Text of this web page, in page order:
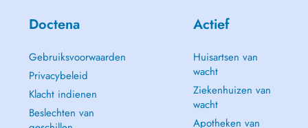
Doctena
Gebruiksvoorwaarden
Privacybeleid
Klacht indienen
Beslechten van
Actief
Huisartsen van
wacht
Ziekenhuizen van
wacht
Apotheken van